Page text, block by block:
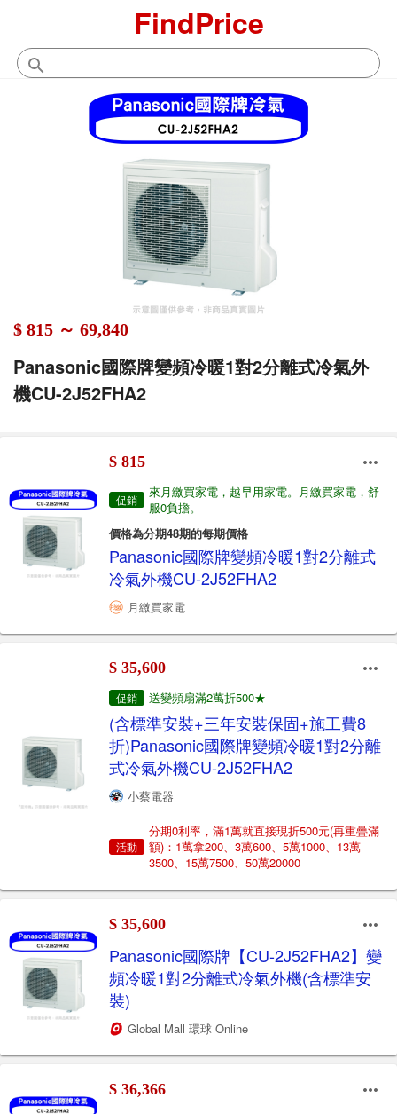
FindPrice
$ 815 ～ 69,840
Panasonic國際牌變頻冷暖1對2分離式冷氣外
機CU-2J52FHA2
$ 815
促銷
來月繳買家電，越早用家電。月繳買家電，舒
服0負擔。
價格為分期48期的每期價格
Panasonic國際牌變頻冷暖1對2分離式
冷氣外機CU-2J52FHA2
月繳買家電
$ 35,600
促銷 送變頻扇滿2萬折500★
(含標準安裝+三年安裝保固+施工費8
折)Panasonic國際牌變頻冷暖1對2分離
式冷氣外機CU-2J52FHA2
小蔡電器
活動
分期0利率，滿1萬就直接現折500元(再重疊滿
額)：1萬拿200、3萬600、5萬1000、13萬
3500、15萬7500、50萬20000
$ 35,600
Panasonic國際牌【CU-2J52FHA2】變
頻冷暖1對2分離式冷氣外機(含標準安
裝)
Global Mall 環球 Online
$ 36,366